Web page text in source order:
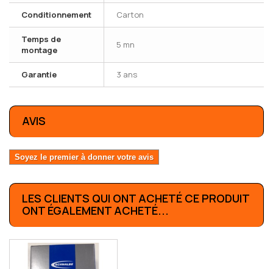
Conditionnement Carton
Temps de
montage
5 mn
Garantie 3 ans
AVIS
Soyez le premier à donner votre avis
LES CLIENTS QUI ONT ACHETÉ CE PRODUIT
ONT ÉGALEMENT ACHETÉ...